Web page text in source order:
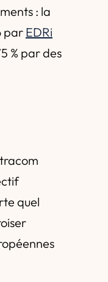
: la
par EDRi
% par des
quel